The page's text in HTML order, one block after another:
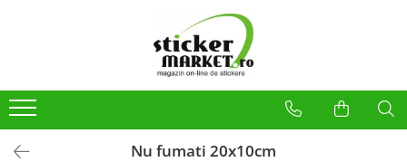
Produse la comandă
Placute
Nu fumati 20x10cm